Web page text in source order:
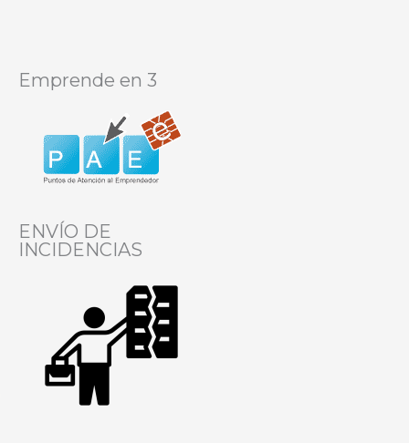
Emprende en 3
ENVÍO DE
INCIDENCIAS